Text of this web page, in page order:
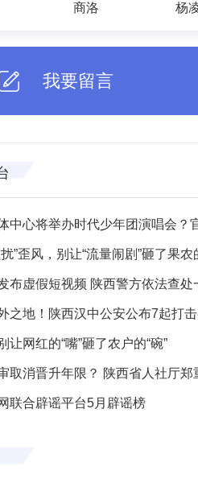
商洛 杨
我要留言
将举办时代少年团演唱会？官方回应：纯
”歪风，别让“流量闹剧”砸了果农
假短视频 陕西警方依法查处一起涉高考网络
！陕西汉中公安公布7起打击整治网谣网暴典型
让网红的“嘴”砸了农户的“碗”
升年限？ 陕西省人社厅郑重声明 谨防职称评审不实言
联合辟谣平台5月辟谣榜